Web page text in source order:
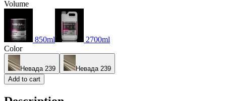
Volume
850ml
2700ml
Color
Невада 239
Невада 239
Add to cart